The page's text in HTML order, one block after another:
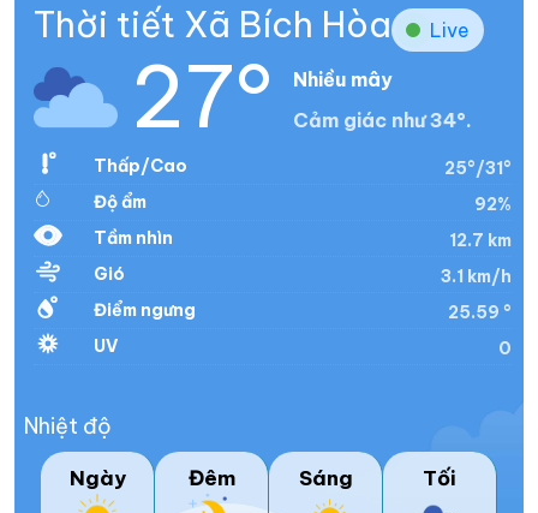
Thời tiết Xã Bích Hòa Live
27°
Nhiều mây
Cảm giác như 34°.
Thấp/Cao
25°/31°
Độ ẩm
92%
Tầm nhìn
12.7 km
Gió
3.1 km/h
Điểm ngưng
25.59 °
UV
0
Nhiệt độ
Ngày Đêm Sáng Tối